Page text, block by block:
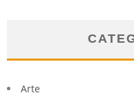
Arte